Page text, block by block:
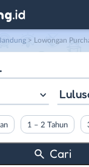
> Lowongan
1 – 2 Tahun